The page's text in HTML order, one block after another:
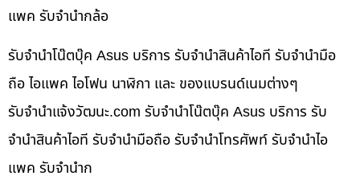
แพค รับจำนำกล้อ
รับจำนำโน๊ตบุ๊ค Asus บริการ รับจำนำสินค้าไอที รับจำนำมือ
ถือ ไอแพค ไอโฟน นาฬิกา และ ของแบรนด์เนมต่างๆ
รับจํานําแจ้งวัฒนะ.com รับจำนำโน๊ตบุ๊ค Asus บริการ รับ
จำนำสินค้าไอที รับจำนำมือถือ รับจำนำโทรศัพท์ รับจำนำไอ
แพค รับจำนำก